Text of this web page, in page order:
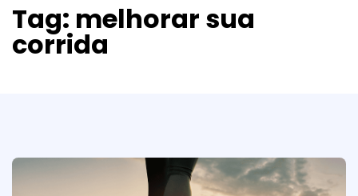
Tag: melhorar sua
corrida